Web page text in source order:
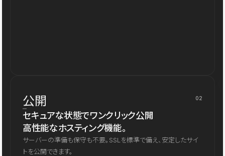
公開 02
セキュアな状態でワンクリック公開
高性能なホスティング機能。
サーバーの準備も保守も不要。SSLを標準で備え、安定したサイ
トを公開できます。